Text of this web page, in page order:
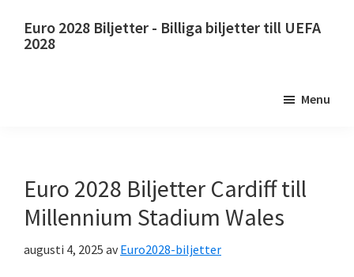
Euro 2028 Biljetter - Billiga biljetter till UEFA
2028
Biljetter
till
UEFA
fotbolls-
Menu
Euro 2028 Biljetter Cardiff till
Millennium Stadium Wales
augusti 4, 2025 avEuro2028-biljetter